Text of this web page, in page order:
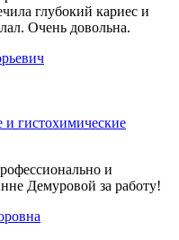
глубокий кариес и
Очень довольна.
и гистохимические
и
Демуровой за работу!